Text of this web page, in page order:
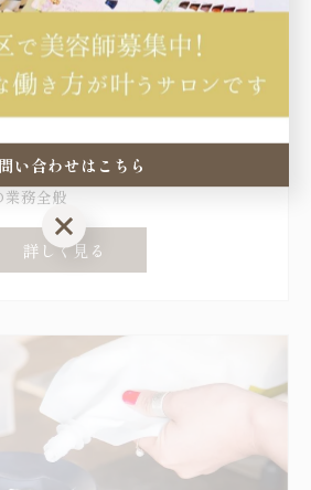
員
業務全般
詳しく見る
問い合わせはこちら
い合わせはこちら